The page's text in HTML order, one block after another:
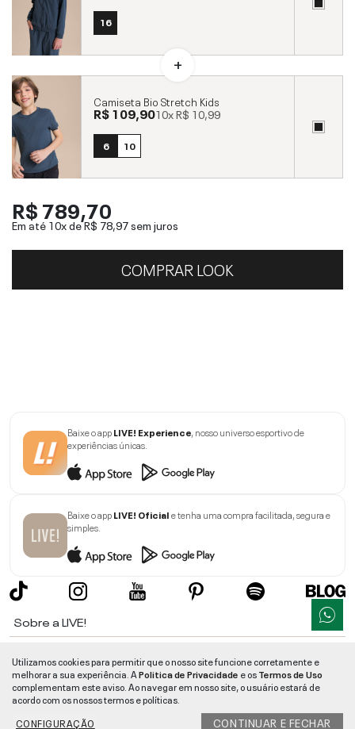
16
Camiseta Bio Stretch Kids
R$ 109,9010xR$ 10,99
6 10
R$ 789,70
Em até 10x deR$ 78,97sem juros
COMPRAR LOOK
Baixe o appLIVE! Experience, nosso universo esportivo de
experiências únicas.
Baixe o appLIVE! Oficiale tenha uma compra facilitada, segura e
simples.
Sobre a LIVE!
Informações
Utilizamos cookies para permitir que o nosso site funcione corretamente e
melhorar a sua experiência. APolitica de Privacidade e osTermos de Uso
complementam este aviso. Ao navegar em nosso site, o usuário estará de
acordo com os nossos termos e políticas.
CONFIGURAÇÃO
CONTINUAR E FECHAR